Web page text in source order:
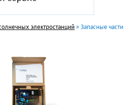
электростанций » Запасные части